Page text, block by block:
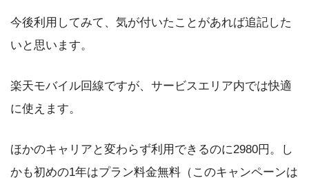
今後利用してみて、気が付いたことがあれば追記した
いと思います。
楽天モバイル回線ですが、サービスエリア内では快適
に使えます。
ほかのキャリアと変わらず利用できるのに2980円。し
かも初めの1年はプラン料金無料（このキャンペーンは